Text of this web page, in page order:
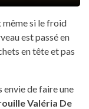
même si le froid
est passé en
en tête et pas
envie de faire une
Valéria De